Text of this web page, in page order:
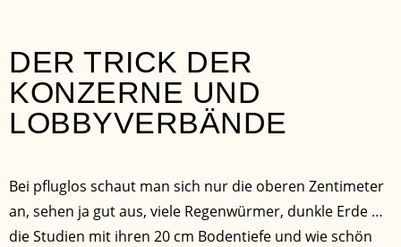
DER TRICK DER
KONZERNE UND
LOBBYVERBÄNDE
Bei pfluglos schaut man sich nur die oberen Zentimeter
an, sehen ja gut aus, viele Regenwürmer, dunkle Erde …
die Studien mit ihren 20 cm Bodentiefe und wie schön